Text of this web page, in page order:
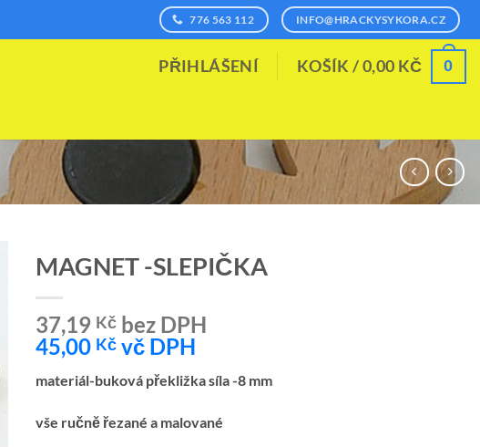
776 563 112 INFO@HRACKYSYKORA.CZ
PŘIHLÁŠENÍ KOŠÍK /0,00 KČ 0
MAGNET -SLEPIČKA
37,19 Kčbez DPH
45,00 Kčvč DPH
materiál-buková překližka síla -8 mm
vše ručně řezané a malované